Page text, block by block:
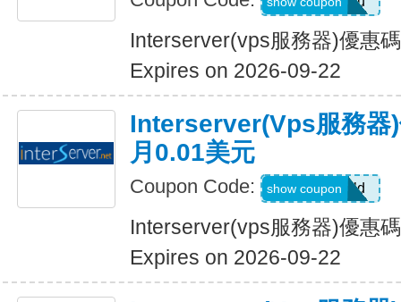
Interserver(vps服務器)優惠
Expires on 2026-09-22
Interserver(vps服務器
月0.01美元
Coupon Code: HelloWorld
show coupon
Interserver(vps服務器)優惠
Expires on 2026-09-22